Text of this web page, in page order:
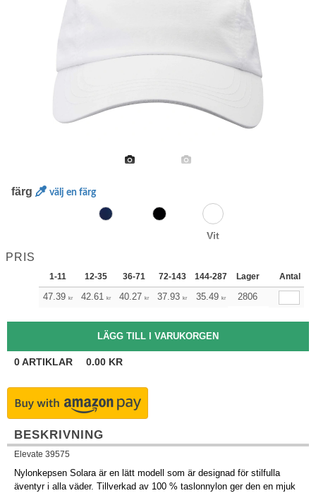
färg välj en färg
Vit
PRIS
1-11 12-35 36-71 72-143 144-287 288 + Mera
Lager Antal
47.39 kr 42.61 kr 40.27 kr 37.93 kr 35.49 kr 33.15
2806
0ARTIKLAR 0.00 KR
BESKRIVNING
Elevate 39575
Nylonkepsen Solara är en lätt modell som är designad för stilfulla
äventyr i alla väder. Tillverkad av 100 % taslonnylon ger den en mjuk